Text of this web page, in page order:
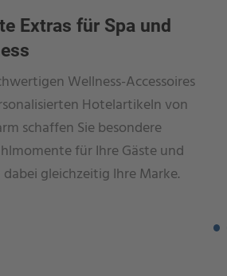
Extras für Spa und
Wellness-Accessoires
Hotelartikeln von
schaffen Sie besondere
für Ihre Gäste und
gleichzeitig Ihre Marke.